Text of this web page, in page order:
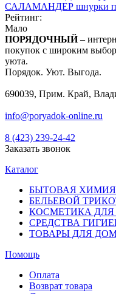
САЛАМАНДЕР шнурки
Рейтинг:
Мало
ПОРЯДОЧНЫЙ–
покупок с широким
уюта.
Порядок. Уют. Выгода.
690039, Прим. Край,
info@poryadok-online.ru
8 (423) 239-24-42
Заказать звонок
Каталог
БЫТОВАЯ ХИМИЯ
БЕЛЬЕВОЙ
КОСМЕТИКА ДЛЯ
СРЕДСТВА
ТОВАРЫ ДЛЯ
Помощь
Оплата
Возврат товара